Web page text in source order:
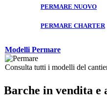
PERMARE NUOVO
PERMARE CHARTER
Modelli Permare
Consulta tutti i modelli del
Barche in vendita e